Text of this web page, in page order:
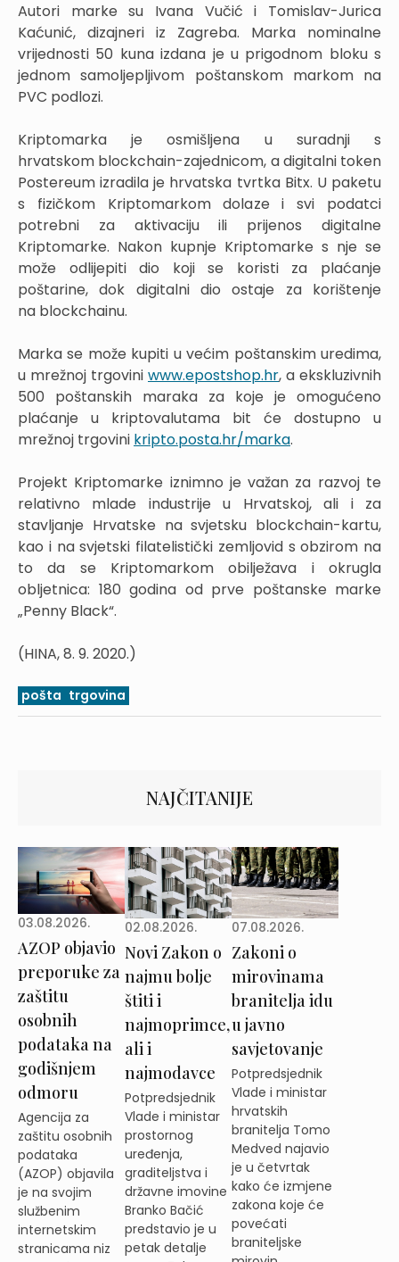
Autori marke su Ivana Vučić i Tomislav-Jurica
Kaćunić, dizajneri iz Zagreba. Marka nominalne
vrijednosti 50 kuna izdana je u prigodnom bloku s
jednom samoljepljivom poštanskom markom na
PVC podlozi.
Kriptomarka je osmišljena u suradnji s
hrvatskom blockchain-zajednicom, a digitalni token
Postereum izradila je hrvatska tvrtka Bitx. U paketu
s fizičkom Kriptomarkom dolaze i svi podatci
potrebni za aktivaciju ili prijenos digitalne
Kriptomarke. Nakon kupnje Kriptomarke s nje se
može odlijepiti dio koji se koristi za plaćanje
poštarine, dok digitalni dio ostaje za korištenje
na blockchainu.
Marka se može kupiti u većim poštanskim uredima,
u mrežnoj trgovini www.epostshop.hr, a ekskluzivnih
500 poštanskih maraka za koje je omogućeno
plaćanje u kriptovalutama bit će dostupno u
mrežnoj trgovini kripto.posta.hr/marka.
Projekt Kriptomarke iznimno je važan za razvoj te
relativno mlade industrije u Hrvatskoj, ali i za
stavljanje Hrvatske na svjetsku blockchain-kartu,
kao i na svjetski filatelistički zemljovid s obzirom na
to da se Kriptomarkom obilježava i okrugla
obljetnica: 180 godina od prve poštanske marke
„Penny Black“.
(HINA, 8. 9. 2020.)
pošta trgovina
NAJČITANIJE
03.08.2026.
AZOP objavio
preporuke za
zaštitu
osobnih
podataka na
godišnjem
odmoru
Agencija za
zaštitu osobnih
podataka
(AZOP) objavila
je na svojim
službenim
internetskim
stranicama niz
02.08.2026.
Novi Zakon o
najmu bolje
štiti i
najmoprimce,
ali i
najmodavce
Potpredsjednik
Vlade i ministar
prostornog
uređenja,
graditeljstva i
državne imovine
Branko Bačić
predstavio je u
petak detalje
07.08.2026.
Zakoni o
mirovinama
branitelja idu
u javno
savjetovanje
Potpredsjednik
Vlade i ministar
hrvatskih
branitelja Tomo
Medved najavio
je u četvrtak
kako će izmjene
zakona koje će
povećati
braniteljske